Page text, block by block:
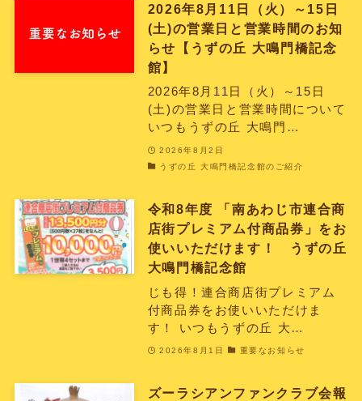
2026年8月11日（火）～15日
(土)の営業日と営業時間のお知
らせ【うずの丘 大鳴門橋記念
館】
2026年8月11日（火）～15日
(土)の営業日と営業時間について
いつもうずの丘 大鳴門…
2026年8月2日
うずの丘 大鳴門橋記念館のご紹介
令和8年度 「南あわじ市連合商
店街プレミアム付商品券」をお
使いいただけます！ うずの丘
大鳴門橋記念館
じも得！連合商店街プレミアム
付商品券をお使いいただけま
す！ いつもうずの丘 大…
2026年8月1日 重要なお知らせ
ズーラシアンファンクラブ会報